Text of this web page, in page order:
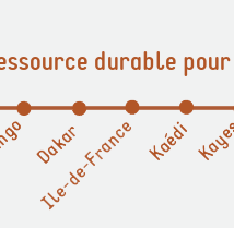
durable